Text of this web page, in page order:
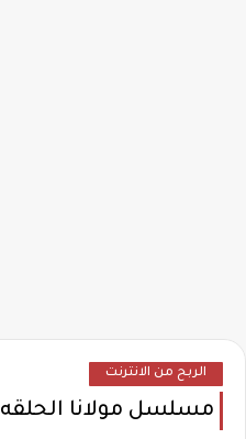
الربح من الانترنت
مسلسل مولانا الحلقه 7 كامله